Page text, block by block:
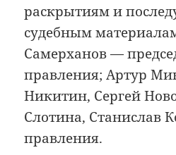
раскрытиям и
судебным
Самерханов —
правления; Артур
Никитин, Сергей
Слотина, Станислав
правления.